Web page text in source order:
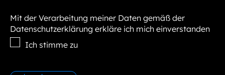
Mit der Verarbeitung meiner Daten gemäß der
Datenschutzerklärung erkläre ich mich einverstanden
Ich stimme zu